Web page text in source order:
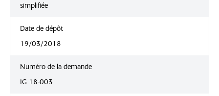
simplifiée
Date de dépôt
19/03/2018
Numéro de la demande
IG 18-003